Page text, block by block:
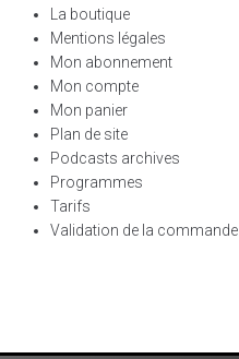
La boutique
Mentions légales
Mon abonnement
Mon compte
Mon panier
Plan de site
Podcasts archives
Programmes
Tarifs
Validation de la commande